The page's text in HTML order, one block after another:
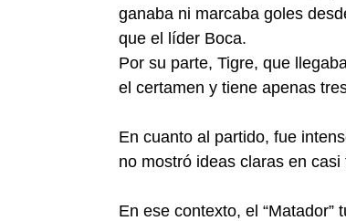
ganaba ni marcaba goles
que el líder Boca.
Por su parte, Tigre, que
el certamen y tiene apenas
En cuanto al partido, fue
no mostró ideas claras en casi
En ese contexto, el